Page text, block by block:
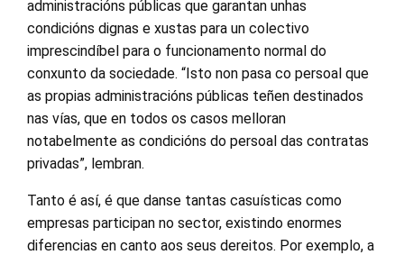
administracións públicas que garantan unhas
condicións dignas e xustas para un colectivo
imprescindíbel para o funcionamento normal do
conxunto da sociedade. “Isto non pasa co persoal que
as propias administracións públicas teñen destinados
nas vías, que en todos os casos melloran
notabelmente as condicións do persoal das contratas
privadas”, lembran.
Tanto é así, é que danse tantas casuísticas como
empresas participan no sector, existindo enormes
diferencias en canto aos seus dereitos. Por exemplo, a